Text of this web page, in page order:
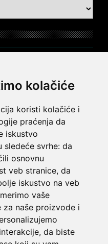
kolačiće
koristi kolačiće i
praćenja da
iskustvo
sledeće svrhe: da
osnovnu
veb stranice, da
iskustvo na veb
vaše
za naše proizvode i
, da biste
- razlika
engleskom?